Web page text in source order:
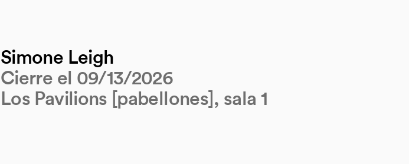
Simone Leigh
Cierre el 09/13/2026
Los Pavilions [pabellones], sala 1